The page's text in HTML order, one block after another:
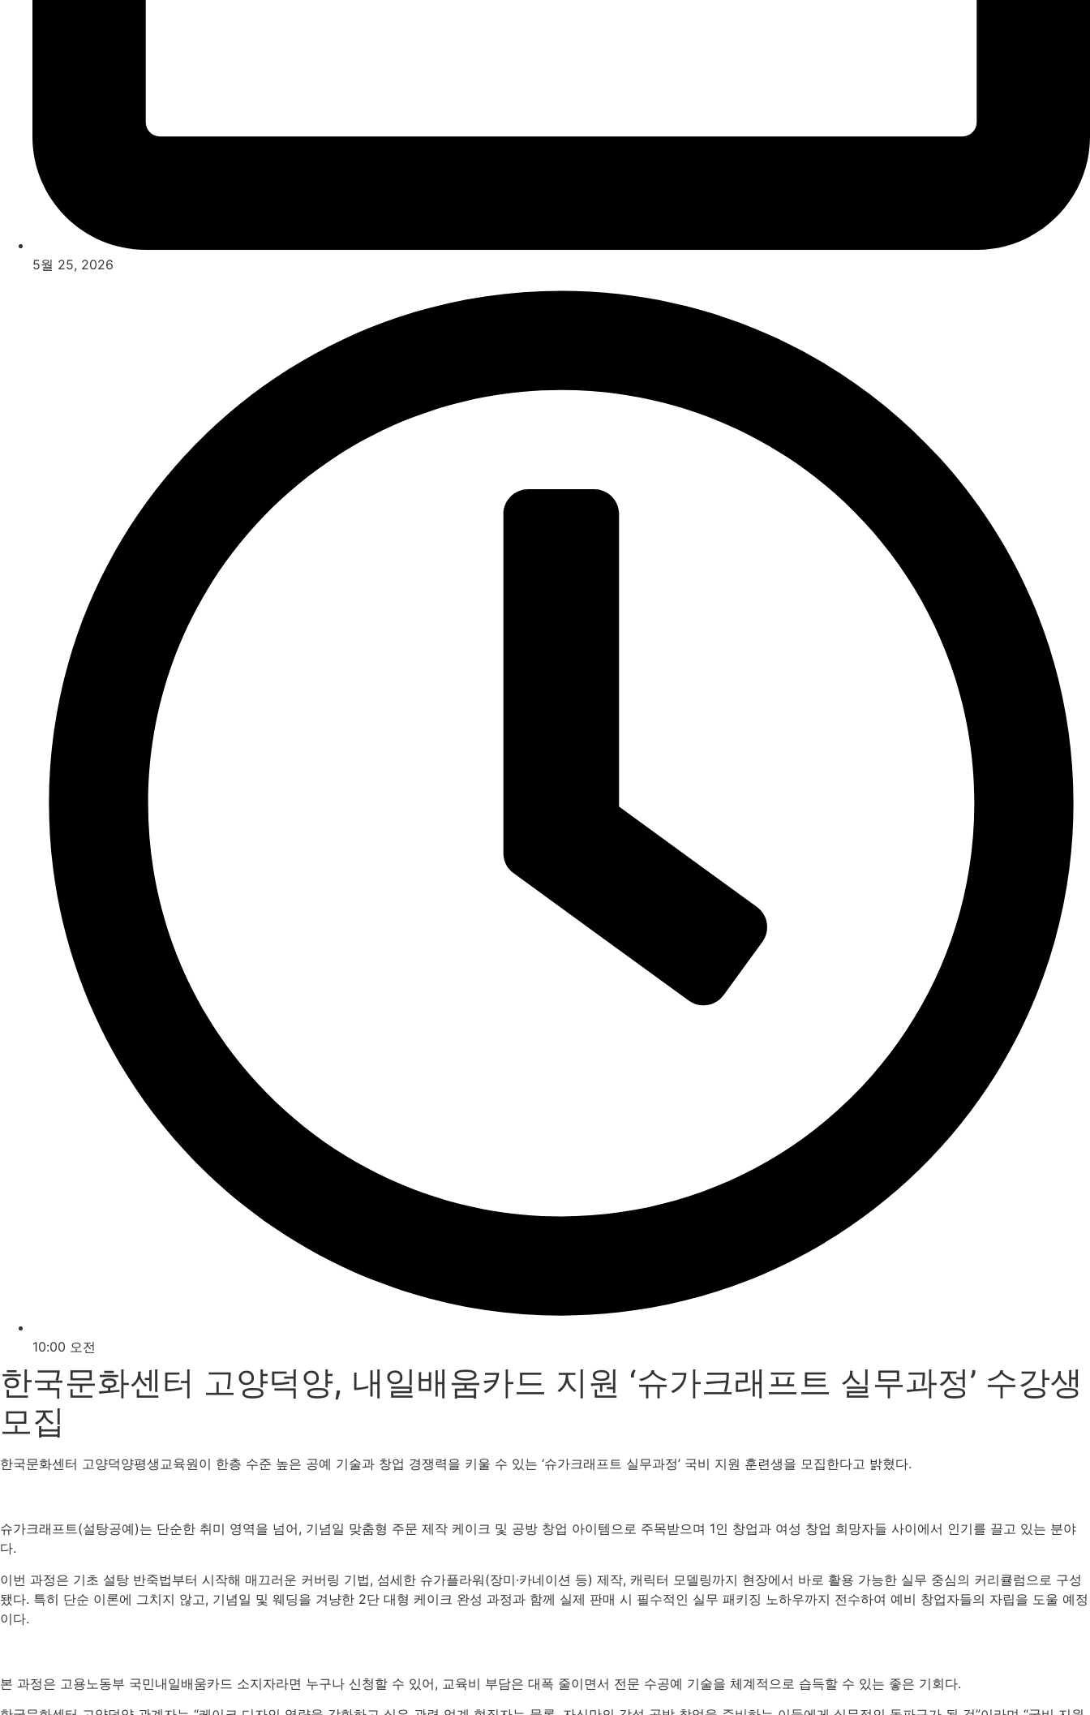
5월 25, 2026
10:00 오전
한국문화센터 고양덕양, 내일배움카드 지원 ‘슈가크래프트 실무과정’ 수강생
모집
한국문화센터 고양덕양평생교육원이 한층 수준 높은 공예 기술과 창업 경쟁력을 키울 수 있는 ‘슈가크래프트 실무과정’ 국비 지원 훈련생을 모집한다고 밝혔다.
슈가크래프트(설탕공예)는 단순한 취미 영역을 넘어, 기념일 맞춤형 주문 제작 케이크 및 공방 창업 아이템으로 주목받으며 1인 창업과 여성 창업 희망자들 사이에서 인기를 끌고 있는 분야
다.
이번 과정은 기초 설탕 반죽법부터 시작해 매끄러운 커버링 기법, 섬세한 슈가플라워(장미·카네이션 등) 제작, 캐릭터 모델링까지 현장에서 바로 활용 가능한 실무 중심의 커리큘럼으로 구성
됐다. 특히 단순 이론에 그치지 않고, 기념일 및 웨딩을 겨냥한 2단 대형 케이크 완성 과정과 함께 실제 판매 시 필수적인 실무 패키징 노하우까지 전수하여 예비 창업자들의 자립을 도울 예정
이다.
본 과정은 고용노동부 국민내일배움카드 소지자라면 누구나 신청할 수 있어, 교육비 부담은 대폭 줄이면서 전문 수공예 기술을 체계적으로 습득할 수 있는 좋은 기회다.